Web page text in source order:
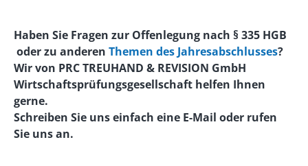
Haben Sie Fragen zur Offenlegung nach § 335 HGB
oder zu anderen Themen des Jahresabschlusses?
Wir von PRC TREUHAND & REVISION GmbH
Wirtschaftsprüfungsgesellschaft helfen Ihnen
gerne.
Schreiben Sie uns einfach eine E-Mail oder rufen
Sie uns an.